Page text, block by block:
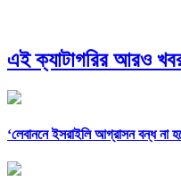
এই ক্যাটাগরির আরও
‘লেবাননে ইসরাইলি আগ্রাসন বন্ধ না